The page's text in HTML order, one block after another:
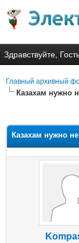
Здравствуйте,
Главный архивный
Казахам нужно
Казахам нужно